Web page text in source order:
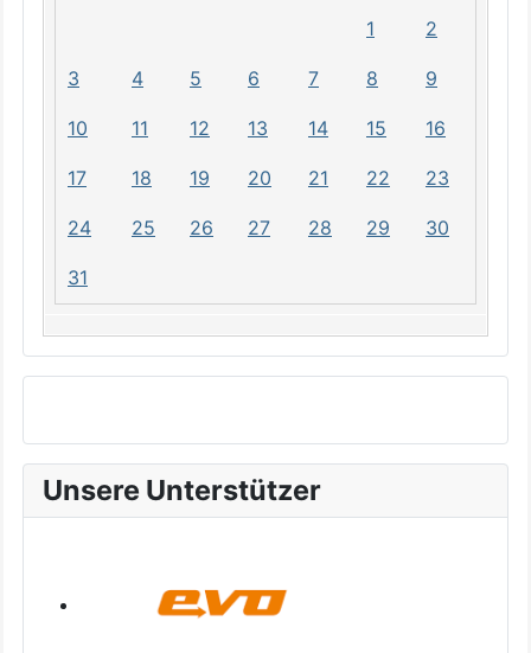
1 2
3 4 5 6 7 8 9
10 11 12 13 14 15 16
17 18 19 20 21 22 23
24 25 26 27 28 29 30
31
Unsere Unterstützer